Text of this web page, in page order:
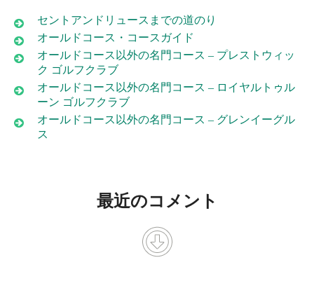
セントアンドリュースまでの道のり
オールドコース・コースガイド
オールドコース以外の名門コース – プレストウィッ
ク ゴルフクラブ
オールドコース以外の名門コース – ロイヤルトゥル
ーン ゴルフクラブ
オールドコース以外の名門コース – グレンイーグル
ス
最近のコメント